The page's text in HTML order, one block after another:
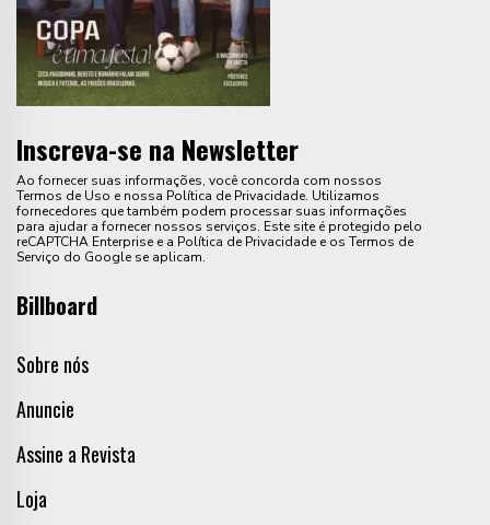
Inscreva-se na Newsletter
Ao fornecer suas informações, você concorda com nossos
Termos de Uso e nossa Política de Privacidade. Utilizamos
fornecedores que também podem processar suas informações
para ajudar a fornecer nossos serviços. Este site é protegido pelo
reCAPTCHA Enterprise e a Política de Privacidade e os Termos de
Serviço do Google se aplicam.
Billboard
Sobre nós
Anuncie
Assine a Revista
Loja